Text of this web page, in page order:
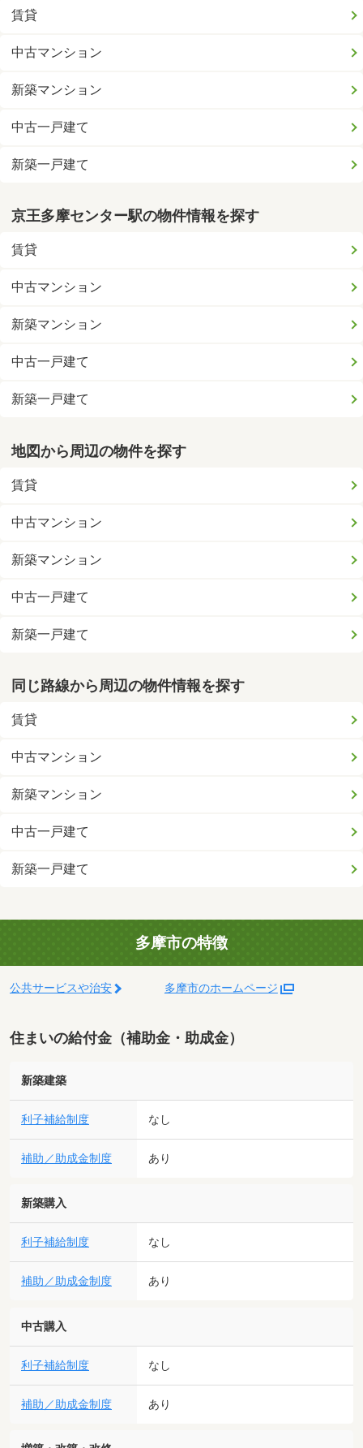
賃貸
中古マンション
新築マンション
中古一戸建て
新築一戸建て
京王多摩センター駅の物件情報を探す
賃貸
中古マンション
新築マンション
中古一戸建て
新築一戸建て
地図から周辺の物件を探す
賃貸
中古マンション
新築マンション
中古一戸建て
新築一戸建て
同じ路線から周辺の物件情報を探す
賃貸
中古マンション
新築マンション
中古一戸建て
新築一戸建て
多摩市の特徴
公共サービスや治安 多摩市のホームページ
住まいの給付金（補助金・助成金）
新築建築
利子補給制度 なし
補助／助成金制度 あり
新築購入
利子補給制度 なし
補助／助成金制度 あり
中古購入
利子補給制度 なし
補助／助成金制度 あり